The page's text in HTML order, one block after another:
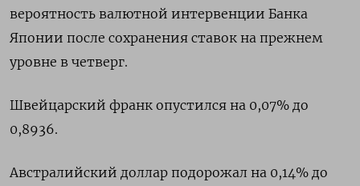
вероятность валютной интервенции Банка
Японии после сохранения ставок на прежнем
уровне в четверг.
Швейцарский франк опустился на 0,07% до
0,8936​.
Австралийский доллар подорожал на 0,14% до